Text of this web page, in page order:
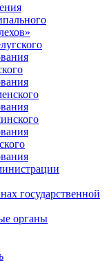
государственной
органы